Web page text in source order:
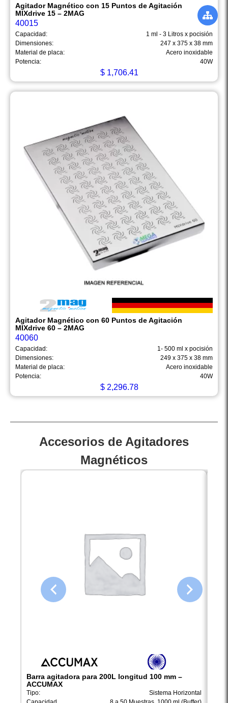
Agitador Magnético con 15 Puntos de Agitación
MIXdrive 15 – 2MAG
40015
Capacidad:
1 ml - 3 Litros x pocisión
Dimensiones:
247 x 375 x 38 mm
Material de placa:
Acero inoxidable
Potencia:
40W
$1,706.41
Agitador Magnético con 60 Puntos de Agitación
MIXdrive 60 – 2MAG
40060
Capacidad:
1- 500 ml x pocisión
Dimensiones:
249 x 375 x 38 mm
Material de placa:
Acero inoxidable
Potencia:
40W
$2,296.78
Accesorios de Agitadores
Magnéticos
Barra agitadora para 200L longitud 100 mm –
ACCUMAX
Tipo:
Sistema Horizontal